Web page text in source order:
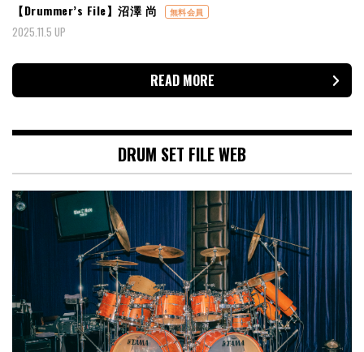
【Drummer’s File】沼澤 尚
無料会員
2025.11.5 UP
READ MORE
DRUM SET FILE WEB